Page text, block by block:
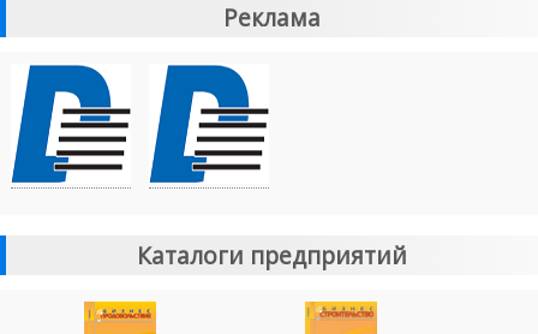
Реклама
Каталоги предприятий